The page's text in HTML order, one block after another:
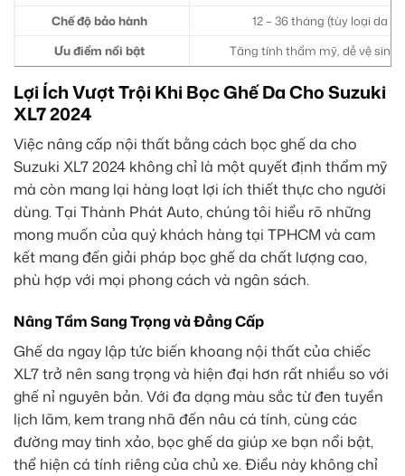
Chế độ bảo hành
12 – 36 tháng (tùy loại da
Ưu điểm nổi bật
Tăng tính thẩm mỹ, dễ vệ sinh,
Lợi Ích Vượt Trội Khi Bọc Ghế Da Cho Suzuki
XL7 2024
Việc nâng cấp nội thất bằng cách bọc ghế da cho
Suzuki XL7 2024 không chỉ là một quyết định thẩm mỹ
mà còn mang lại hàng loạt lợi ích thiết thực cho người
dùng. Tại Thành Phát Auto, chúng tôi hiểu rõ những
mong muốn của quý khách hàng tại TPHCM và cam
kết mang đến giải pháp bọc ghế da chất lượng cao,
phù hợp với mọi phong cách và ngân sách.
Nâng Tầm Sang Trọng và Đẳng Cấp
Ghế da ngay lập tức biến khoang nội thất của chiếc
XL7 trở nên sang trọng và hiện đại hơn rất nhiều so với
ghế nỉ nguyên bản. Với đa dạng màu sắc từ đen tuyền
lịch lãm, kem trang nhã đến nâu cá tính, cùng các
đường may tinh xảo, bọc ghế da giúp xe bạn nổi bật,
thể hiện cá tính riêng của chủ xe. Điều này không chỉ